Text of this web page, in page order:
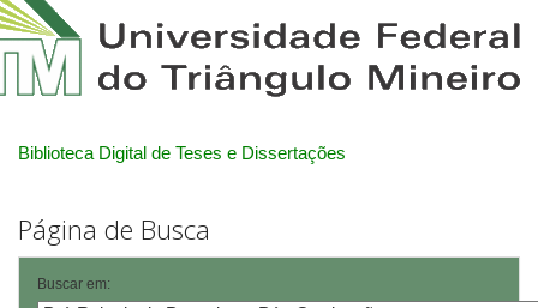
Biblioteca Digital de Teses e Dissertações
Página de Busca
Buscar em: